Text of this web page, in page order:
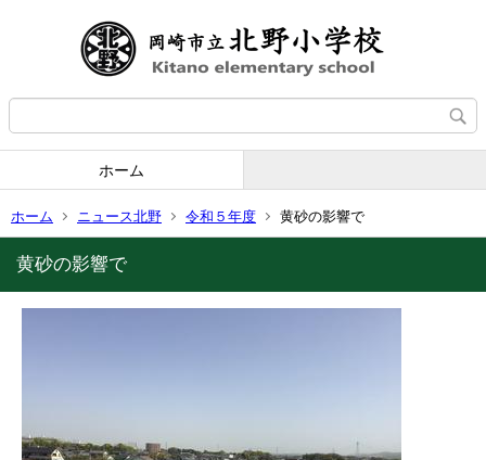
ホーム
ホーム ニュース北野 令和５年度 黄砂の影響で
黄砂の影響で